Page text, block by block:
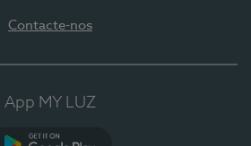
Contacte-nos
App MY LUZ